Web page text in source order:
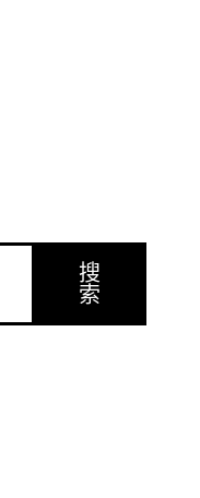
搜
索